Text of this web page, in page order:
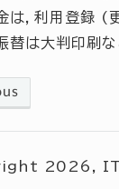
は，利用登録 (
替は大判印刷な
2026,